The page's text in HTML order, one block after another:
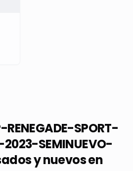
RENEGADE-SPORT-
SEMINUEVO-
y nuevos en